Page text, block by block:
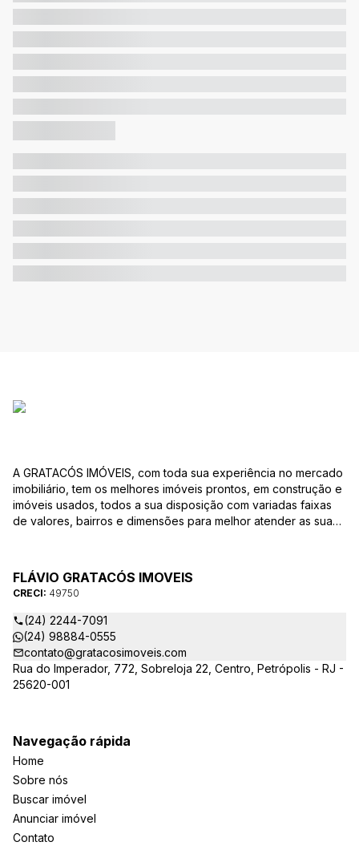
A GRATACÓS IMÓVEIS, com toda sua experiência no mercado
imobiliário, tem os melhores imóveis prontos, em construção e
imóveis usados, todos a sua disposição com variadas faixas
de valores, bairros e dimensões para melhor atender as suas
responder todas as suas dúvidas sobre casas, apartamentos,
terrenos, salas comerciais e outros produtos imobiliários.
FLÁVIO GRATACÓS IMOVEIS
CRECI: 49750
(24) 2244-7091
(24) 98884-0555
contato@gratacosimoveis.com
Rua do Imperador, 772, Sobreloja 22, Centro, Petrópolis - RJ -
25620-001
Navegação rápida
Home
Sobre nós
Buscar imóvel
Anunciar imóvel
Contato